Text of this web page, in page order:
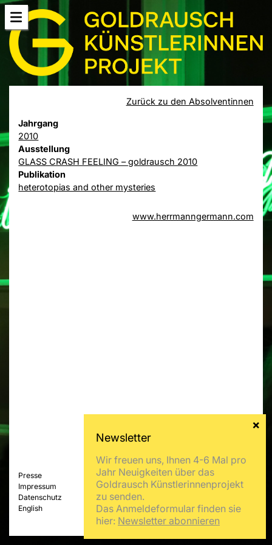
Zurück zu den Absolventinnen
Jahrgang
2010
Ausstellung
GLASS CRASH FEELING – goldrausch 2010
Publikation
heterotopias and other mysteries
www.herrmanngermann.com
Presse
Impressum
Datenschutz
English
Wir freuen uns, Ihnen 4-6 Mal pro
Jahr Neuigkeiten über das
Goldrausch Künstlerinnenprojekt
zu senden.
Das Anmeldeformular finden sie
hier: Newsletter abonnieren